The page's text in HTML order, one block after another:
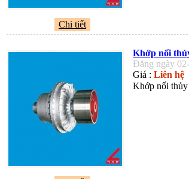
Chi tiết
Khớp nối
Đăng ngày
Giá : Liên hệ
Khớp nối thủy